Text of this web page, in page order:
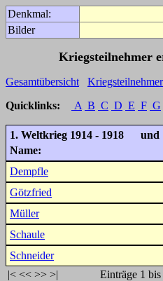
Denkmal:
Bilder
Kriegsteilnehmer
Gesamtübersicht
Quicklinks:
A B C D E F G
1. Weltkrieg 1914 - 1918
Name:
Dempfle
Götzfried
Müller
Schaule
Schneider
|< << >> >| Einträge 1